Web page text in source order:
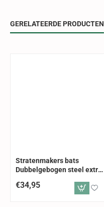
GERELATEERDE PRODUCTEN
ALLEEN AFHALEN
Stratenmakers bats
Dubbelgebogen steel extra
€34,95